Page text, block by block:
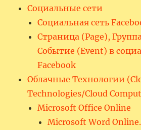
Социальные сети
Социальная сеть
Страница (Page),
Событие (Event) в
Facebook
Облачные Технологии
Technologies/Cloud
Microsoft Office Online
Microsoft Word